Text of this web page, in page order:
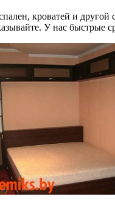
кроватей и другой
У нас быстрые